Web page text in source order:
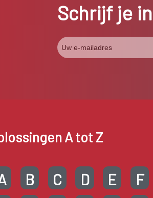
Schrijf je
A tot Z
B C D E
F